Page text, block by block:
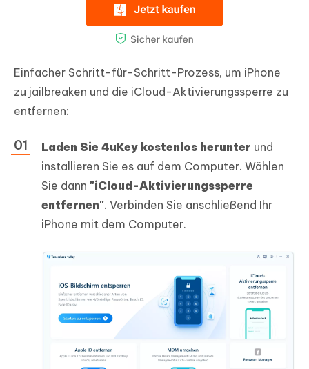
Einfacher Schritt-für-Schritt-Prozess, um iPhone
zu jailbreaken und die iCloud-Aktivierungssperre zu
entfernen:
Laden Sie 4uKey kostenlos herunter und
installieren Sie es auf dem Computer. Wählen
Sie dann "iCloud-Aktivierungssperre
entfernen". Verbinden Sie anschließend Ihr
iPhone mit dem Computer.